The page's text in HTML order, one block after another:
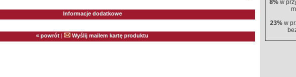
Informacje dodatkowe
« powrót | Wyślij mailem kartę produktu
8% w
23% w